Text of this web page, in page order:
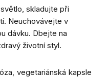
skladujte při
Neuchovávejte v
dávku. Dbejte na
životní styl.
vegetariánská kapsle